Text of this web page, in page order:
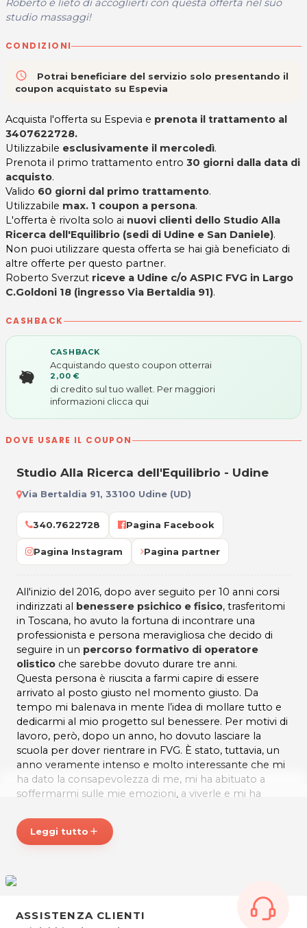
Roberto è lieto di accoglierti con questa offerta nel suo
studio massaggi!
CONDIZIONI
access_time
Potrai beneficiare del servizio solo presentando il
coupon acquistato su Espevia
Acquista l'offerta su Espevia e prenota il trattamento al
3407622728.
Utilizzabile esclusivamente il mercoledì.
Prenota il primo trattamento entro 30 giorni dalla data di
acquisto.
Valido 60 giorni dal primo trattamento.
Utilizzabile max. 1 coupon a persona.
L'offerta è rivolta solo ai nuovi clienti dello Studio Alla
Ricerca dell'Equilibrio (sedi di Udine e San Daniele).
Non puoi utilizzare questa offerta se hai già beneficiato di
altre offerte per questo partner.
Roberto Sverzut riceve a Udine c/o ASPIC FVG in Largo
C.Goldoni 18 (ingresso Via Bertaldia 91).
CASHBACK
CASHBACK
Acquistando questo coupon otterrai
2,00 €
di credito sul tuo wallet. Per maggiori
informazioni clicca qui
DOVE USARE IL COUPON
Studio Alla Ricerca dell'Equilibrio - Udine
Via Bertaldia 91, 33100 Udine (UD)
340.7622728 Pagina Facebook
Pagina Instagram Pagina partner
All'inizio del 2016, dopo aver seguito per 10 anni corsi
indirizzati al benessere psichico e fisico, trasferitomi
in Toscana, ho avuto la fortuna di incontrare una
professionista e persona meravigliosa che decido di
seguire in un percorso formativo di operatore
olistico che sarebbe dovuto durare tre anni.
Questa persona è riuscita a farmi capire di essere
arrivato al posto giusto nel momento giusto. Da
tempo mi balenava in mente l’idea di mollare tutto e
dedicarmi al mio progetto sul benessere. Per motivi di
lavoro, però, dopo un anno, ho dovuto lasciare la
scuola per dover rientrare in FVG. È stato, tuttavia, un
anno veramente intenso e molto interessante che mi
ha dato la consapevolezza di me, mi ha abituato a
soffermarmi sulle mie emozioni, a viverle e mi ha
livello emotivo, con le energie e le emozioni
reciproche. È grande la soddisfazione di
ORARI
Leggi tutto add
ASSISTENZA CLIENTI